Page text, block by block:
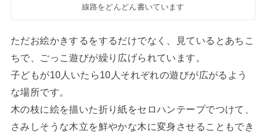
線路をどんどん書いています
ただお絵かきするをするだけでなく、見ているとあちこ
ちで、ごっこ遊びが繰り広げられています。
子どもが10人いたら10人それぞれの遊びが広がるよう
な場所です。
木の枝に絵を描いた折り紙をセロハンテープでつけて、
さみしそうな木立を鮮やかな木に変身させることもでき